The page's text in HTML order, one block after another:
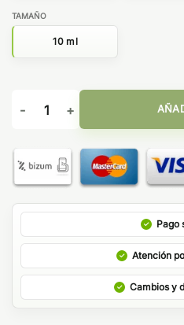
TAMAÑO
10 ml
Cherry Apple Crush 10ml -
Pago
Atención
Cambios y